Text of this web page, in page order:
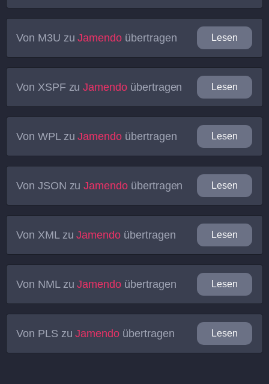
Von M3U zuJamendo übertragen Lesen
Von XSPFzuJamendo übertragen Lesen
Von WPLzuJamendo übertragen Lesen
Von JSON zuJamendo übertragen Lesen
Von XMLzuJamendo übertragen Lesen
Von NMLzuJamendo übertragen Lesen
Von PLS zuJamendo übertragen Lesen